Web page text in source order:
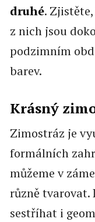
druhé.
z nich jsou
podzimním
barev.
Krásný
Zimostráz je
formálních
můžeme v
různě tvarovat.
sestříhat i